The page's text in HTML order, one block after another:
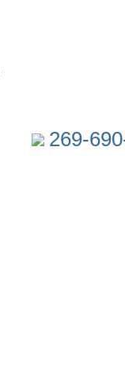
269-